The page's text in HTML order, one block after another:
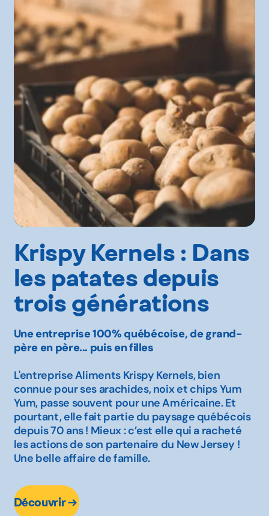
Krispy Kernels : Dans
les patates depuis
trois générations
Une entreprise 100% québécoise, de grand-
père en père... puis en filles
L'entreprise Aliments Krispy Kernels, bien
connue pour ses arachides, noix et chips Yum
Yum, passe souvent pour une Américaine. Et
pourtant, elle fait partie du paysage québécois
depuis 70 ans ! Mieux : c’est elle qui a racheté
les actions de son partenaire du New Jersey !
Une belle affaire de famille.
Découvrir